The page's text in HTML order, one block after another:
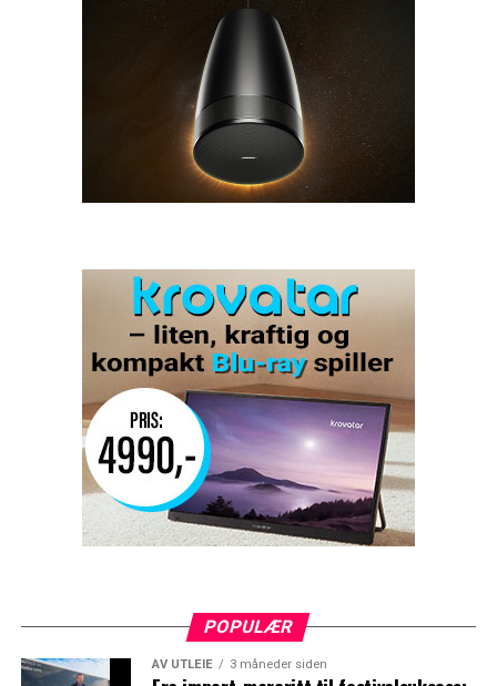
POPULÆR
AV UTLEIE 3 måneder siden